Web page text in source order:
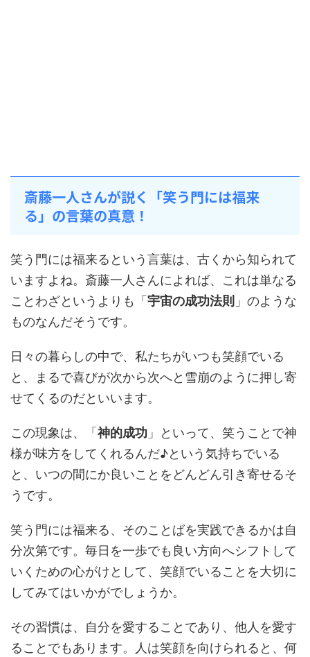
斎藤一人さんが説く「笑う門には福来
る」の言葉の真意！
笑う門には福来るという言葉は、古くから知られて
いますよね。斎藤一人さんによれば、これは単なる
ことわざというよりも「 宇宙の成功法則 」のような
ものなんだそうです。
日々の暮らしの中で、私たちがいつも笑顔でいる
と、まるで喜びが次から次へと雪崩のように押し寄
せてくるのだといいます。
この現象は、「 神的成功 」といって、笑うことで神
様が味方をしてくれるんだ♪という気持ちでいる
と、いつの間にか良いことをどんどん引き寄せるそ
うです。
笑う門には福来る、そのことばを実践できるかは自
分次第です。毎日を一歩でも良い方向へシフトして
いくための心がけとして、笑顔でいることを大切に
してみてはいかがでしょうか。
その習慣は、自分を愛することであり、他人を愛す
ることでもあります。人は笑顔を向けられると、何